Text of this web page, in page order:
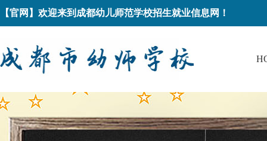
【官网】欢迎来到成都幼儿师范学校招生就业信息网！